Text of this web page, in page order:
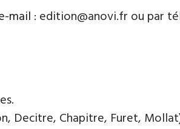
mail : edition@anovi.fr ou par
Decitre, Chapitre, Furet,